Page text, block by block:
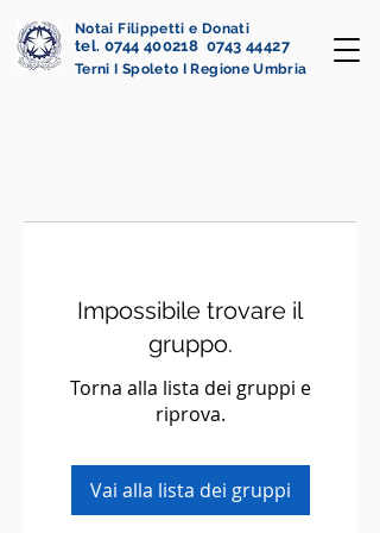
Notai Filippetti e Donati
tel. 0744 400218 0743 44427
Terni I Spoleto I Regione Umbria
Impossibile trovare il
gruppo.
Torna alla lista dei gruppi e
riprova.
Vai alla lista dei gruppi